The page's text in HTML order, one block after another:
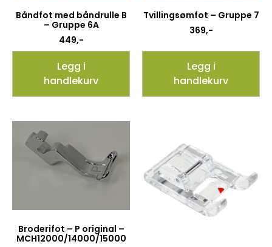
Båndfot med båndrulle B
– Gruppe 6A
449,-
Legg i
handlekurv
Tvillingsømfot – Gruppe 7
369,-
Legg i
handlekurv
Broderifot – P original –
MCH12000/14000/15000